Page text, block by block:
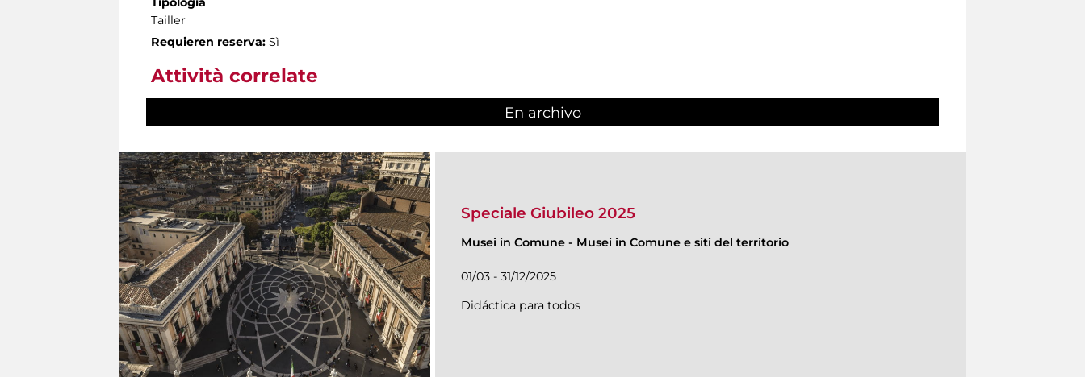
Tailler
Requieren reserva: Sì
Attività correlate
En archivo
Speciale Giubileo 2025
Musei in Comune - Musei in Comune e siti del territorio
01/03 - 31/12/2025
Didáctica para todos